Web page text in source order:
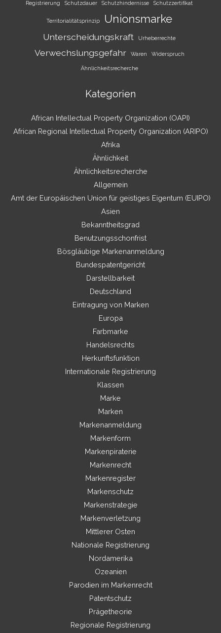
Registrierung Schutzdauer Schutzhindernisse Schutzzertifikat
Territorialitätsprinzip Unionsmarke
Unterscheidungskraft Urheberrechte
Verwechslungsgefahr Waren Widerspruch
Ähnlichkeitsrecherche
Kategorien
African Intellectual Property Organization (OAPI)
African Regional Intellectual Property Organization (ARIPO)
Afrika
Ähnlichkeit
Ähnlichkeitsrecherche
Allgemein
Amt der Europäischen Union für geistiges Eigentum (EUIPO)
Asien
Bekanntheitsgrad
Benutzungsschonfrist
Bösgläubige Markenanmeldung
Bundespatentgericht
Darstellbarkeit
Deutschland
Eintragung von Marken
Europa
Farbmarke
Handelsrechts
Herkunftsfunktion
Internationale Registrierung
Klassen
Marke
Marken
Markenanmeldung
Markenform
Markenpiraterie
Markenrecht
Markenregister
Markenschutz
Markenstrategie
Markenverletzung
Mittlerer Osten
Nationale Registrierung
Nordamerika
Ozeanien
Parodien im Markenrecht
Patentschutz
Prägetheorie
Regionale Registrierung